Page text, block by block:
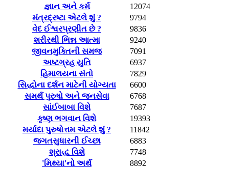
જ્ઞાન અને કર્મ
12074
મંત્રદ્રષ્ટા એટલે શું ?
9794
વેદ ઈશ્વરપ્રણીત છે ?
9836
શરીરથી ભિન્ન આત્મા
9240
જીવનમુક્તિની સમજ
7091
અષ્ટગ્રહ યુતિ
6937
હિમાલયના સંતો
7829
સિદ્ધોના દર્શન માટેની યોગ્યતા
6600
સમર્થ પુરુષો અને જનસેવા
6768
સાંઈબાબા વિશે
7687
કૃષ્ણ ભગવાન વિશે
19393
મર્યાદા પુરુષોત્તમ એટલે શું ?
11842
જગતસુધારની ઈચ્છા
6883
શ્રાદ્ધ વિશે
7748
'મિથ્યા'નો અર્થ
8892